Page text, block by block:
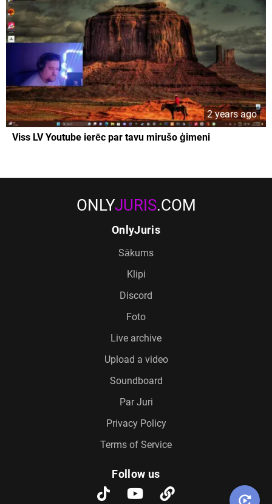
2 years ago
Viss LV Youtube ierēc par tavu mirušo ģimeni
ONLYJURIS.COM
OnlyJuris
Sākums
Klipi
Discord
Foto
Live archive
Upload a video
Soundboard
Par Juri
Privacy Policy
Terms of Service
Follow us